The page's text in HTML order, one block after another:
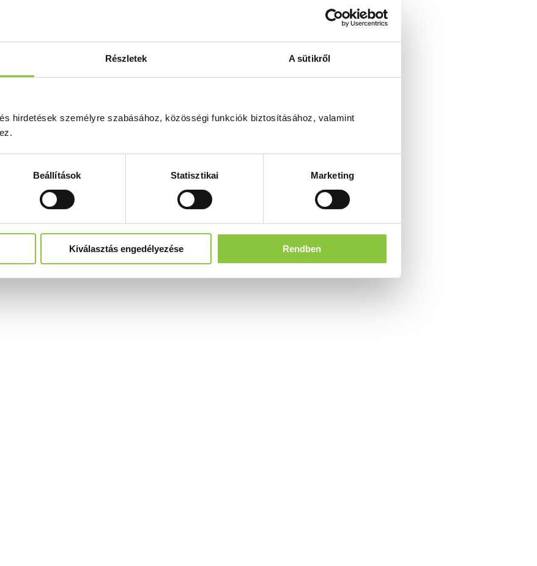
Részletek A sütikről
hirdetések személyre szabásához, közösségi funkciók biztosításához, valamint
Beállítások Statisztikai Marketing
Kiválasztás engedélyezése Rendben